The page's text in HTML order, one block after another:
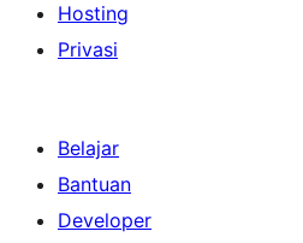
Hosting
Privasi
Belajar
Bantuan
Developer